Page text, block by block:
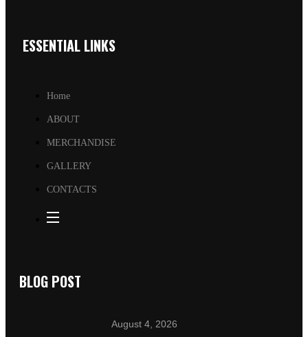
ESSENTIAL LINKS
Home
ABOUT
MERCHANDISE
GALLERY
CONTACTS
BLOG POST
August 4, 2026